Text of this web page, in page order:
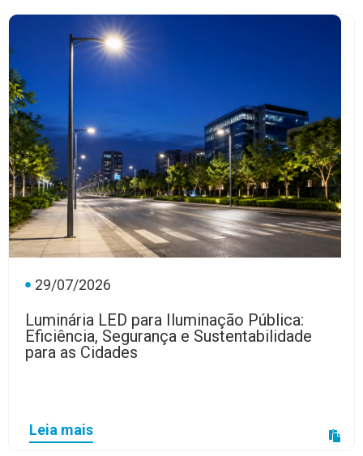
29/07/2026
Luminária LED para Iluminação Pública:
Eficiência, Segurança e Sustentabilidade
para as Cidades
Leia mais